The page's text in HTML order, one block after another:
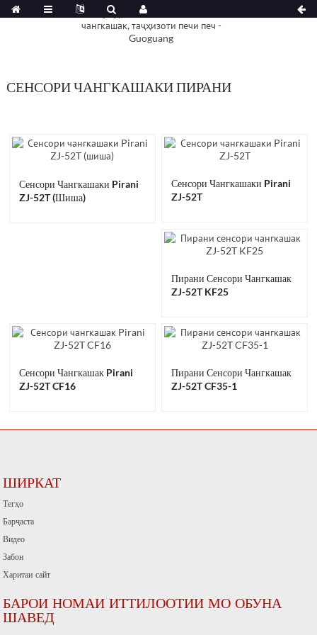
СЕНСОРИ ЧАНГКАШАКИ ПИРАНИ
Сенсори Чангкашаки Pirani
ZJ-52T (шиша)
Сенсори Чангкашаки Pirani
ZJ-52T
Пирани Сенсори Чангкашак
ZJ-52T KF25
Сенсори Чангкашак Pirani
ZJ-52T CF16
Пирани Сенсори Чангкашак
ZJ-52T CF35-1
ШИРКАТ
Тегҳо
Барҷаста
Видео
Забон
Харитаи сайт
БАРОИ НОМАИ ИТТИЛООТИИ МО ОБУНА
ШАВЕД